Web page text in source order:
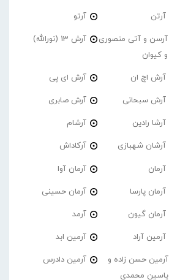
آرتن آرتو
آرسن و آتی منصوری
و کیوان
آرش 13 (نورالله)
آرش اچ ان آرش ای پی
آرش سبحانی آرش صابری
آرشا رادین آرشام
آرشان شهبازی آرکاداش
آرمان آرمان آوا
آرمان پارسا آرمان حسینی
آرمان گیون آرمد
آرمین آراد آرمین ابد
آرمین حسن زاده و
یاسین محمدی
آرمین دادرس